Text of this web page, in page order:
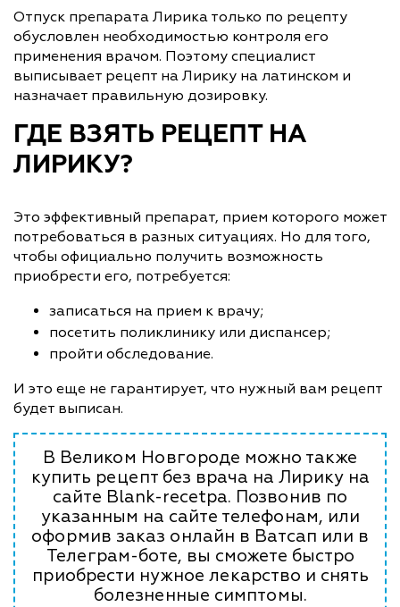
Отпуск препарата Лирика только по рецепту
обусловлен необходимостью контроля его
применения врачом. Поэтому специалист
выписывает рецепт на Лирику на латинском и
назначает правильную дозировку.
ГДЕ ВЗЯТЬ РЕЦЕПТ НА
ЛИРИКУ?
Это эффективный препарат, прием которого может
потребоваться в разных ситуациях. Но для того,
чтобы официально получить возможность
приобрести его, потребуется:
записаться на прием к врачу;
посетить поликлинику или диспансер;
пройти обследование.
И это еще не гарантирует, что нужный вам рецепт
будет выписан.
В Великом Новгороде можно также
купить рецепт без врача на Лирику на
сайте Blank-recetpa. Позвонив по
указанным на сайте телефонам, или
оформив заказ онлайн в Ватсап или в
Телеграм-боте, вы сможете быстро
приобрести нужное лекарство и снять
болезненные симптомы.